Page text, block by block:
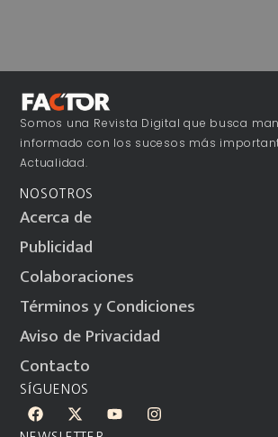
Somos una Revista Digital que busca
informado con los sucesos más
Actualidad.
NOSOTROS
Acerca de
Publicidad
Colaboraciones
Términos y Condiciones
Aviso de Privacidad
Contacto
SÍGUENOS